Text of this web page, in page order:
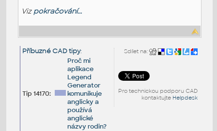
Viz pokračování...
Sdílet na:
Pro technickou podporu CAD
kontaktujte Helpdesk
Příbuzné CAD tipy:
Tip 14170:
Proč mi
aplikace
Legend
Generator
komunikuje
anglicky a
používá
anglické
názvy rodin?